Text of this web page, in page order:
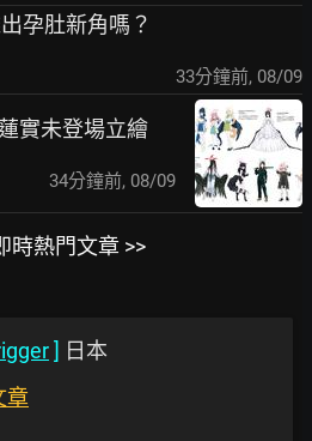
孕肚新角嗎？
33分鐘前, 08/09
實未登場立繪
34分鐘前, 08/09
時熱門文章 >>
] 日本
章